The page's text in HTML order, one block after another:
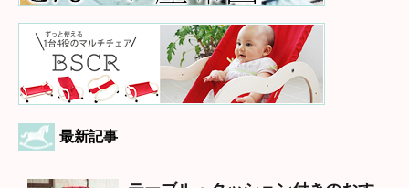
最新記事